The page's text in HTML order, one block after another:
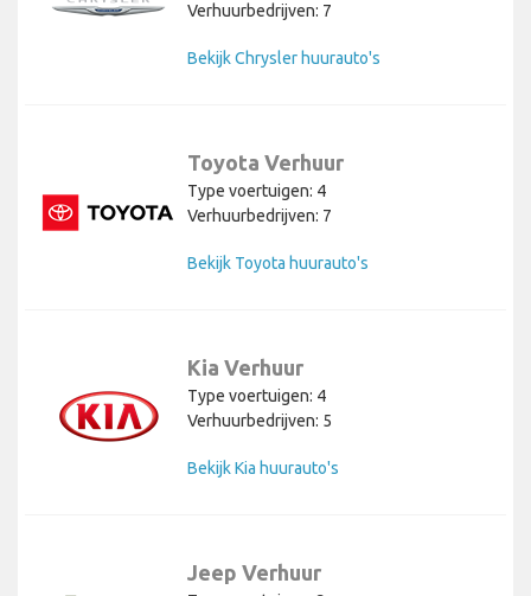
Verhuurbedrijven: 7
Bekijk Chrysler huurauto's
Toyota Verhuur
Type voertuigen: 4
Verhuurbedrijven: 7
Bekijk Toyota huurauto's
Kia Verhuur
Type voertuigen: 4
Verhuurbedrijven: 5
Bekijk Kia huurauto's
Jeep Verhuur